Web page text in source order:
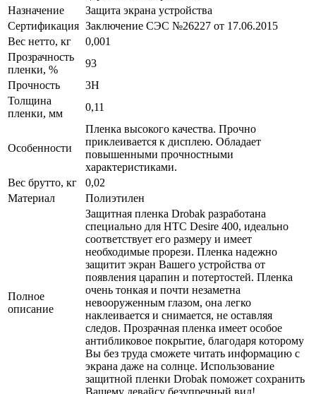
Назначение
Защита экрана устройства
Сертификация Заключение СЭС №26227 от 17.06.2015
Вес нетто, кг
0,001
Прозрачность
пленки, %
93
Прочность
3H
Толщина
пленки, мм
0,11
Особенности
Пленка высокого качества. Прочно
приклеивается к дисплею. Обладает
повышенными прочностными
характеристиками.
Вес брутто, кг
0,02
Материал
Полиэтилен
Полное
описание
Защитная пленка Drobak разработана
специально для HTC Desire 400, идеально
соответствует его размеру и имеет
необходимые прорези. Пленка надежно
защитит экран Вашего устройства от
появления царапин и потертостей. Пленка
очень тонкая и почти незаметна
невооруженным глазом, она легко
наклеивается и снимается, не оставляя
следов. Прозрачная пленка имеет особое
антибликовое покрытие, благодаря которому
Вы без труда сможете читать информацию с
экрана даже на солнце. Использование
защитной пленки Drobak поможет сохранить
Вашему девайсу безупречный вид!